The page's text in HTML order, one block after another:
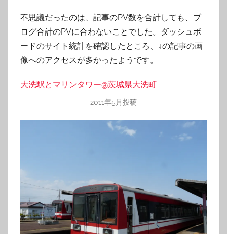
不思議だったのは、記事のPV数を合計しても、ブ
ログ合計のPVに合わないことでした。ダッシュボ
ードのサイト統計を確認したところ、↓の記事の画
像へのアクセスが多かったようです。
大洗駅とマリンタワー@茨城県大洗町
2011年5月投稿